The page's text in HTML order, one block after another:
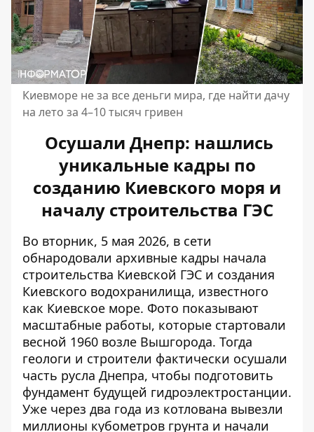
Киевморе не за все деньги мира, где найти дачу
на лето за 4–10 тысяч гривен
Осушали Днепр: нашлись
уникальные кадры по
созданию Киевского моря и
началу строительства ГЭС
Во вторник, 5 мая 2026, в сети
обнародовали архивные кадры начала
строительства Киевской ГЭС и создания
Киевского водохранилища, известного
как Киевское море. Фото показывают
масштабные работы, которые стартовали
весной 1960 возле Вышгорода. Тогда
геологи и строители фактически осушали
часть русла Днепра, чтобы подготовить
фундамент будущей гидроэлектростанции.
Уже через два года из котлована вывезли
миллионы кубометров грунта и начали